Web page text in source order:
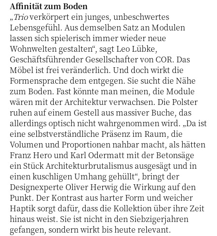
Affinität zum Boden
„Trioverkörpert ein junges, unbeschwertes
Lebensgefühl. Aus demselben Satz an Modulen
lassen sich spielerisch immer wieder neue
Wohnwelten gestalten“, sagt Leo Lübke,
Geschäftsführender Gesellschafter von COR. Das
Möbel ist frei veränderlich. Und doch wirkt die
Formensprache dem entgegen. Sie sucht die Nähe
zum Boden. Fast könnte man meinen, die Module
wären mit der Architektur verwachsen. Die Polster
ruhen auf einem Gestell aus massiver Buche, das
allerdings optisch nicht wahrgenommen wird. „Da ist
eine selbstverständliche Präsenz im Raum, die
Volumen und Proportionen nahbar macht, als hätten
Franz Hero und Karl Odermatt mit der Betonsäge
ein Stück Architekturbrutalismus ausgesägt und in
einen kuschligen Umhang gehüllt“, bringt der
Designexperte Oliver Herwig die Wirkung auf den
Punkt. Der Kontrast aus harter Form und weicher
Haptik sorgt dafür, dass die Kollektion über ihre Zeit
hinaus weist. Sie ist nicht in den Siebzigerjahren
gefangen, sondern wirkt bis heute relevant.